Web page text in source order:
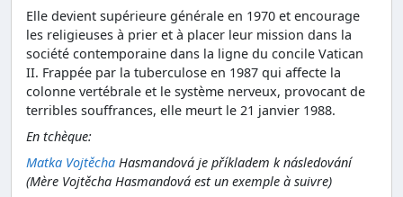
Elle devient supérieure générale en 1970 et encourage
les religieuses à prier et à placer leur mission dans la
société contemporaine dans la ligne du concile Vatican
II. Frappée par la tuberculose en 1987 qui affecte la
colonne vertébrale et le système nerveux, provocant de
terribles souffrances, elle meurt le 21 janvier 1988.
En tchèque:
Matka Vojtěcha Hasmandová je příkladem k následování
(Mère Vojtěcha Hasmandová est un exemple à suivre)